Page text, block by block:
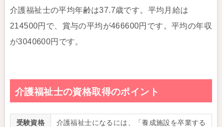
介護福祉士の平均年齢は37.7歳です。平均月給は
214500円で、賞与の平均が466600円です。平均の年収
が3040600円です。
介護福祉士の資格取得のポイント
受験資格
介護福祉士になるには、「養成施設を卒業する